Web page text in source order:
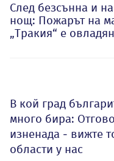
След безсънна и
нощ: Пожарът на
„Тракия“ е овладян
В кой град
много бира:
изненада - вижте
области у нас